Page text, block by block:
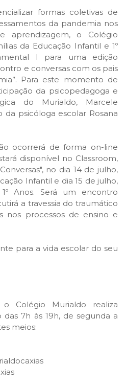
formas coletivas de
da pandemia nos
aprendizagem, o Colégio
da Educação Infantil e 1º
I para uma edição
e conversas com os pais
Para este momento de
da psicopedagoga e
do Murialdo, Marcele
da psicóloga escolar Rosana
ocorrerá de forma on-line
disponível no Classroom,
no dia 14 de julho,
Infantil e dia 15 de julho,
Anos. Será um encontro
a travessia do traumático
nos processos de ensino e
para a vida escolar do seu
Colégio Murialdo realiza
7h às 19h, de segunda a
meios: